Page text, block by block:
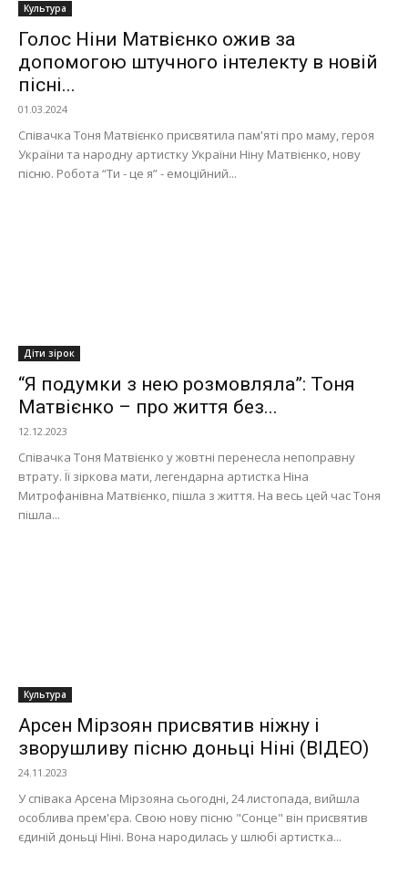
Культура
Голос Ніни Матвієнко ожив за
допомогою штучного інтелекту в новій
пісні...
01.03.2024
Співачка Тоня Матвієнко присвятила пам'яті про маму, героя
України та народну артистку України Ніну Матвієнко, нову
пісню. Робота “Ти - це я” - емоційний...
Діти зірок
“Я подумки з нею розмовляла”: Тоня
Матвієнко – про життя без...
12.12.2023
Співачка Тоня Матвієнко у жовтні перенесла непоправну
втрату. Її зіркова мати, легендарна артистка Ніна
Митрофанівна Матвієнко, пішла з життя. На весь цей час Тоня
пішла...
Культура
Арсен Мірзоян присвятив ніжну і
зворушливу пісню доньці Ніні (ВІДЕО)
24.11.2023
У співака Арсена Мірзояна сьогодні, 24 листопада, вийшла
особлива прем'єра. Свою нову пісню "Сонце" він присвятив
єдиній доньці Ніні. Вона народилась у шлюбі артистка...